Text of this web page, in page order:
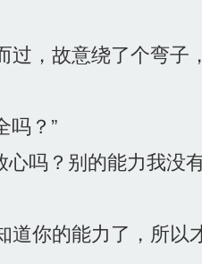
，故意绕了个弯子
吗？”
吗？别的能力我没
你的能力了，所以